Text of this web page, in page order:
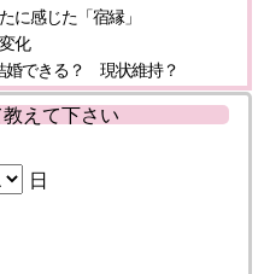
に感じた「宿縁」
化
婚できる？ 現状維持？
えて下さい
日